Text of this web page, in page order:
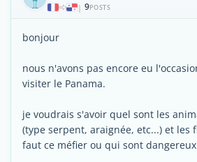
| 9POSTS
bonjour
nous n'avons pas encore eu
visiter le Panama.
je voudrais s'avoir quel sont les
(type serpent, araignée, etc...) et
faut ce méfier ou qui sont